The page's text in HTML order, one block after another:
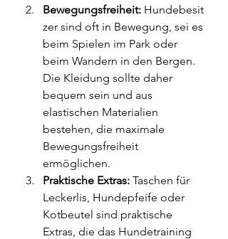
Bewegungsfreiheit: Hundebesit
zer sind oft in Bewegung, sei es
beim Spielen im Park oder
beim Wandern in den Bergen.
Die Kleidung sollte daher
bequem sein und aus
elastischen Materialien
bestehen, die maximale
Bewegungsfreiheit
ermöglichen.
Praktische Extras: Taschen für
Leckerlis, Hundepfeife oder
Kotbeutel sind praktische
Extras, die das Hundetraining